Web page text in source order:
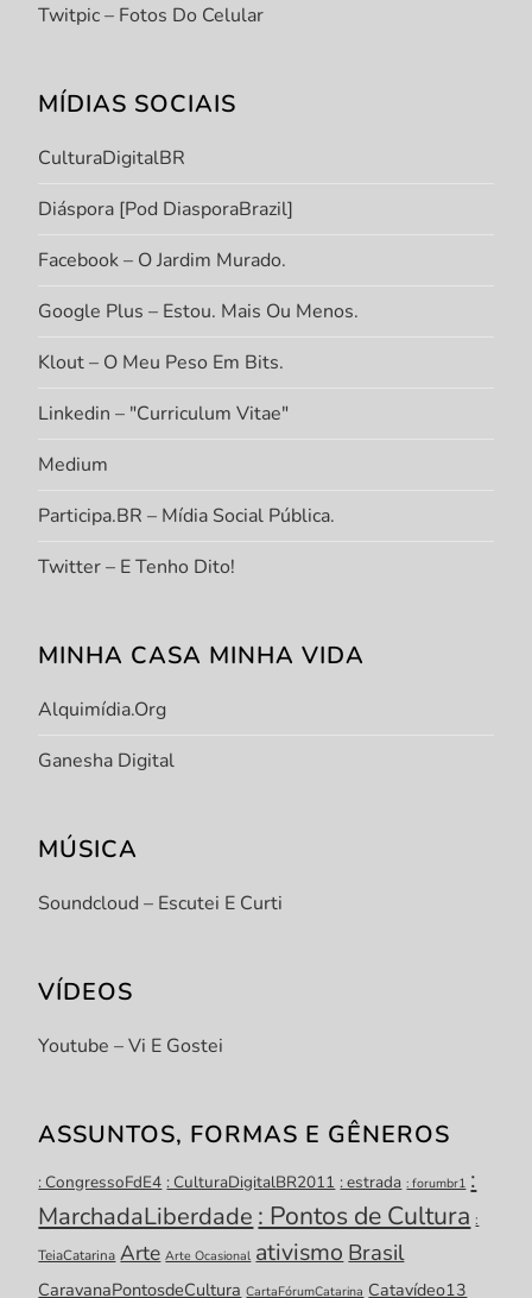
Twitpic – Fotos Do Celular
MÍDIAS SOCIAIS
CulturaDigitalBR
Diáspora [Pod DiasporaBrazil]
Facebook – O Jardim Murado.
Google Plus – Estou. Mais Ou Menos.
Klout – O Meu Peso Em Bits.
Linkedin – "Curriculum Vitae"
Medium
Participa.BR – Mídia Social Pública.
Twitter – E Tenho Dito!
MINHA CASA MINHA VIDA
Alquimídia.org
Ganesha Digital
MÚSICA
Soundcloud – Escutei E Curti
VÍDEOS
Youtube – Vi E Gostei
ASSUNTOS, FORMAS E GÊNEROS
: CongressoFdE4 : CulturaDigitalBR2011 : estrada : forumbr1 :
MarchadaLiberdade : Pontos de Cultura :
TeiaCatarina Arte Arte Ocasional ativismo Brasil
CaravanaPontosdeCultura CartaFórumCatarina Catavídeo13